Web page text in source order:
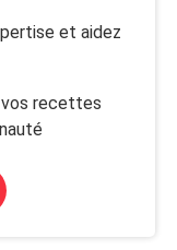
et aidez
recettes